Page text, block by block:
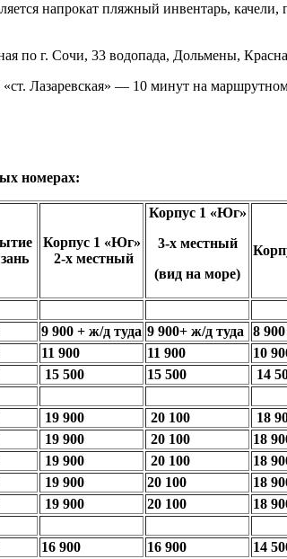
напрокат пляжный инвентарь,
по г. Сочи, 33 водопада, Дольмены,
«ст. Лазаревская» — 10 минут на
номерах:
Корпус 1 «Юг»
2-х местный
Корпус 1 «Юг»
3-х местный
(вид на море)
9 900 + ж/д туда 9 900+ ж/д туда 8
11 900 11 900
10
15 500 15 500
14
19 900 20 100
18
19 900 20 100
18
19 900 20 100
18
19 900 20 100
18
19 900 20 100
18
16 900 16 900
14